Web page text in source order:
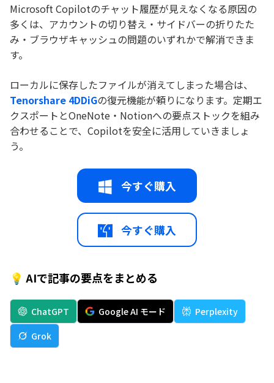
Microsoft Copilotのチャット履歴が見えなくなる原因の
多くは、アカウントの切り替え・サイドバーの折りたた
み・ブラウザキャッシュの問題のいずれかで解消できま
す。
ローカルに保存したファイルが消えてしまった場合は、
Tenorshare 4DDiGの復元機能が頼りになります。定期エ
クスポートとOneNote・Notionへの要点ストックを組み
合わせることで、Copilotを安全に活用していきましょ
う。
今すぐ購入
今すぐ購入
💡 AIで記事の要点をまとめる
ChatGPT Google AI モード
Perplexity
Grok